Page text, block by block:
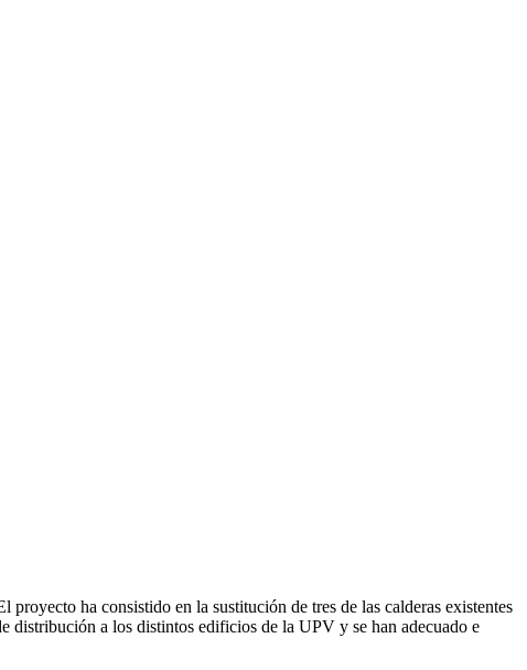
ha consistido en la sustitución de tres de las calderas existentes
distribución a los distintos edificios de la UPV y se han adecuado e